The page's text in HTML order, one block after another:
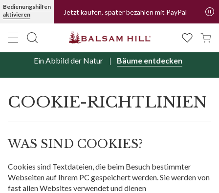
Bedienungshilfen
aktivieren
Jetzt kaufen, später bezahlen mit PayPal
Ein Abbild der Natur Bäume entdecken
COOKIE-RICHTLINIEN
WAS SIND COOKIES?
Cookies sind Textdateien, die beim Besuch bestimmter
Webseiten auf Ihrem PC gespeichert werden. Sie werden von
fast allen Websites verwendet und dienen